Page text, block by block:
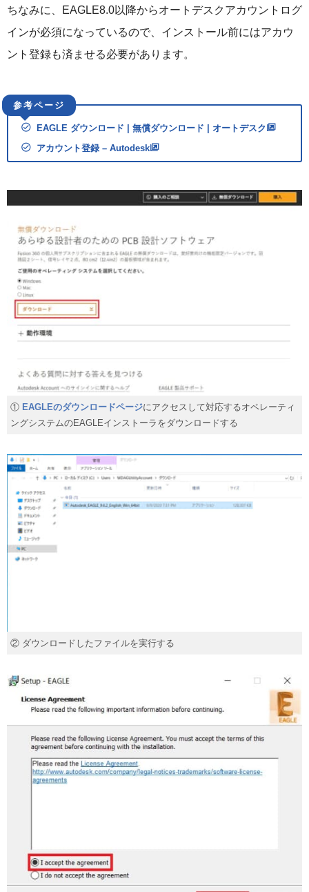
ちなみに、EAGLE8.0以降からオートデスクアカウントログ
インが必須になっているので、インストール前にはアカウ
ント登録も済ませる必要があります。
EAGLE ダウンロード | 無償ダウンロード | オートデスク
アカウント登録 – Autodesk
① EAGLEのダウンロードページにアクセスして対応するオペレーティ
ングシステムのEAGLEインストーラをダウンロードする
② ダウンロードしたファイルを実行する